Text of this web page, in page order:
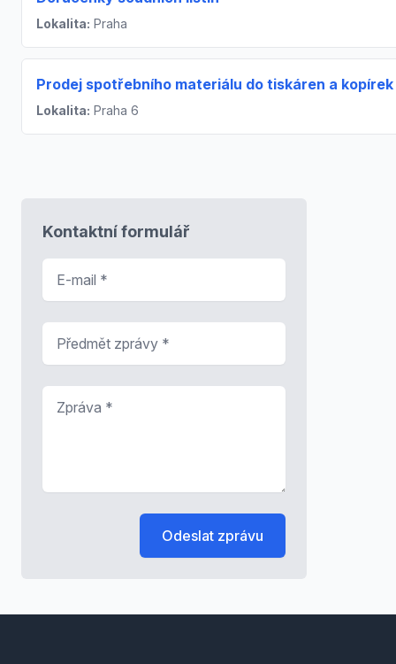
Lokalita: Praha
Prodej spotřebního materiálu do tiskáren a kopírek
Lokalita: Praha 6
Kontaktní formulář
Odeslat zprávu